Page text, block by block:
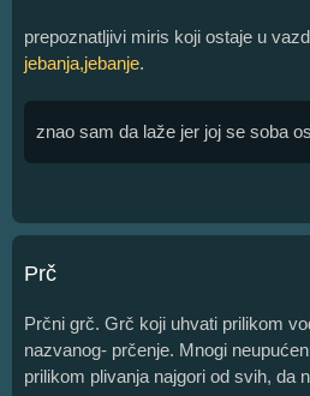
prepoznatljivi miris koji ostaje u
jebanja,jebanje.
znao sam da laže jer joj se soba
Prč
Prčni grč. Grč koji uhvati prilikom
nazvanog- prčenje. Mnogi
prilikom plivanja najgori od svih, da